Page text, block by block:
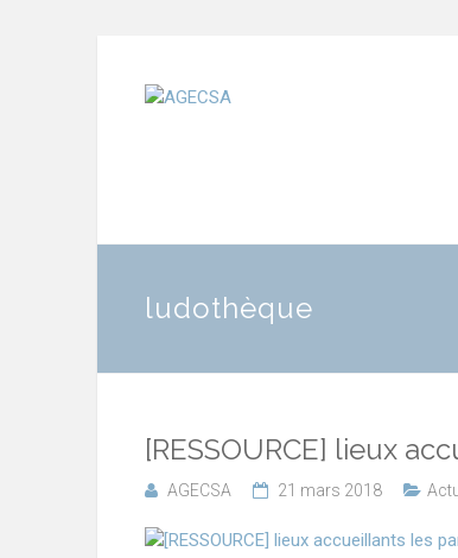
ludothèque
[RESSOURCE] lieux
AGECSA 21 mars 2018